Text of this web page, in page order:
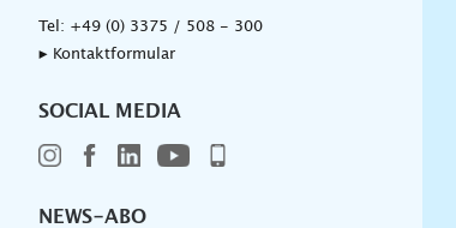
Tel: +49 (0) 3375 / 508 - 300
▸ Kontaktformular
SOCIAL MEDIA
NEWS-ABO